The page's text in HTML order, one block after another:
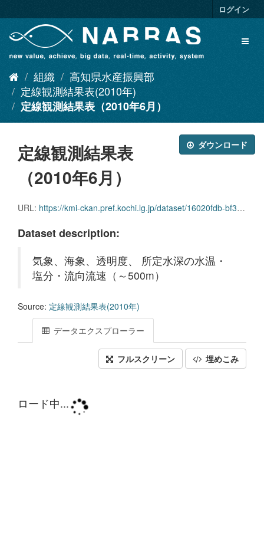
キ
ログイン
組織
高知県水産振興部
定線観測結果表(2010年)
定線観測結果表（2010年6月）
ダウンロード
定線観測結果表
（2010年6月）
URL: https://kmi-ckan.pref.kochi.lg.jp/dataset/16020fdb-bf3c-45d2-ab3c-c1347f869148/resource/df419ba1-cbf6-4e1c-9a81-1b45fcbea525/download/teisenkansokukekkaomote2010-6.xlsx
Dataset description:
気象、海象、透明度、 所定水深の水温・
塩分・流向流速（～500m）
Source: 定線観測結果表(2010年)
データエクスプローラー
フルスクリーン 埋めこみ